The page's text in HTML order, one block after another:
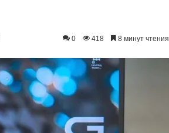
0 418 8 минут чтения